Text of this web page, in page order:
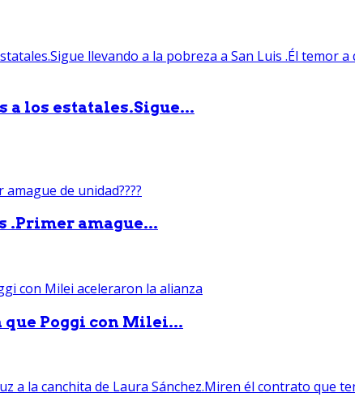
a los estatales.Sigue...
.Primer amague...
Poggi con Milei...